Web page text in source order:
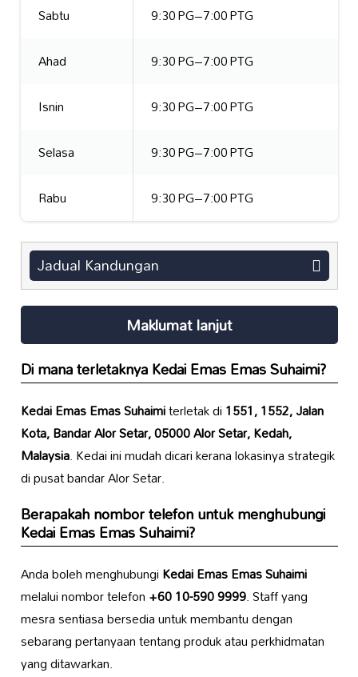
Sabtu
9:30 PG–7:00 PTG
Ahad
9:30 PG–7:00 PTG
Isnin
9:30 PG–7:00 PTG
Selasa
9:30 PG–7:00 PTG
Rabu
9:30 PG–7:00 PTG
Jadual Kandungan
Maklumat lanjut
Di mana terletaknyaKedai Emas Emas Suhaimi?
Kedai Emas Emas Suhaimiterletak di1551, 1552, Jalan
Kota, Bandar Alor Setar, 05000 Alor Setar, Kedah,
Malaysia. Kedai ini mudah dicari kerana lokasinya strategik
di pusat bandar Alor Setar.
Berapakah nombor telefon untuk menghubungi
Kedai Emas Emas Suhaimi?
Anda boleh menghubungiKedai Emas Emas Suhaimi
melalui nombor telefon+60 10-590 9999. Staff yang
mesra sentiasa bersedia untuk membantu dengan
sebarang pertanyaan tentang produk atau perkhidmatan
yang ditawarkan.